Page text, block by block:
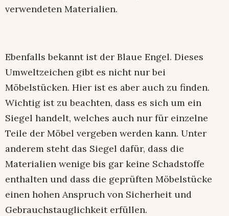
verwendeten Materialien.
Ebenfalls bekannt ist der Blaue Engel. Dieses
Umweltzeichen gibt es nicht nur bei
Möbelstücken. Hier ist es aber auch zu finden.
Wichtig ist zu beachten, dass es sich um ein
Siegel handelt, welches auch nur für einzelne
Teile der Möbel vergeben werden kann. Unter
anderem steht das Siegel dafür, dass die
Materialien wenige bis gar keine Schadstoffe
enthalten und dass die geprüften Möbelstücke
einen hohen Anspruch von Sicherheit und
Gebrauchstauglichkeit erfüllen.